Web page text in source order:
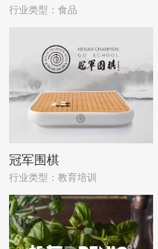
行业类型：食品
冠军围棋
行业类型：教育培训